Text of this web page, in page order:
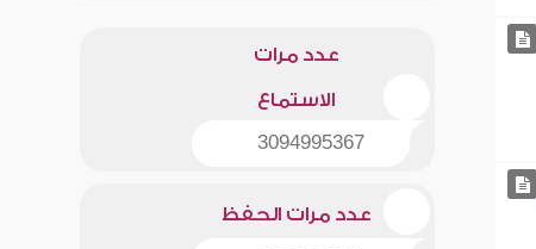
عدد مرات
الاستماع
3094995367
عدد مرات الحفظ